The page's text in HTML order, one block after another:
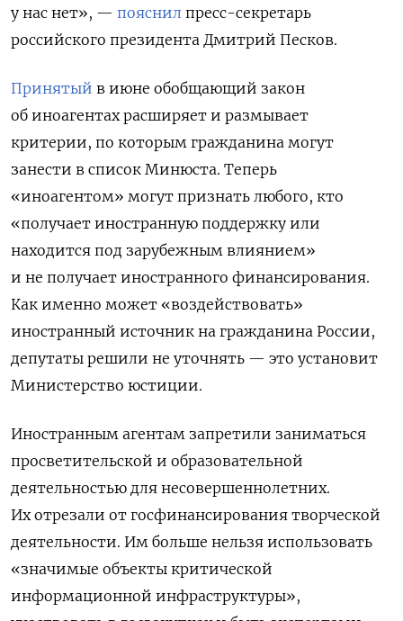
у нас нет», — пояснил пресс-секретарь
российского президента Дмитрий Песков.
Принятый в июне обобщающий закон
об иноагентах расширяет и размывает
критерии, по которым гражданина могут
занести в список Минюста. Теперь
«иноагентом» могут признать любого, кто
«получает иностранную поддержку или
находится под зарубежным влиянием»
и не получает иностранного финансирования.
Как именно может «воздействовать»
иностранный источник на гражданина России,
депутаты решили не уточнять — это установит
Министерство юстиции.
Иностранным агентам запретили заниматься
просветительской и образовательной
деятельностью для несовершеннолетних.
Их отрезали от госфинансирования творческой
деятельности. Им больше нельзя использовать
«значимые объекты критической
информационной инфраструктуры»,